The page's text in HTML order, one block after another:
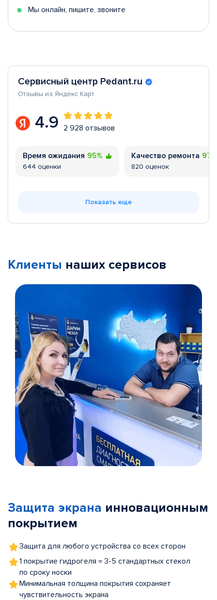
Мы онлайн, пишите, звоните
Сервисный центр Pedant.ru
Отзывы из Яндекс Карт
4.9 2 928 отзывов
Время ожидания 95%
644 оценки
Качество ремонта
820 оценок
Показать еще
Клиенты наших сервисов
5
Защита экрана инновационным
покрытием
Защита для любого устройства со всех сторон
1 покрытие гидрогеля = 3-5 стандартных стекол
по сроку носки
Минимальная толщина покрытия сохраняет
чувствительность экрана